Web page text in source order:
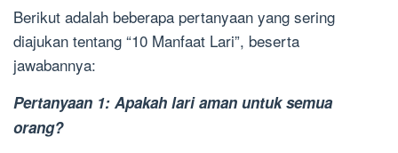
Berikut adalah beberapa pertanyaan yang sering
diajukan tentang “10 Manfaat Lari”, beserta
jawabannya:
Pertanyaan 1: Apakah lari aman untuk semua
orang?